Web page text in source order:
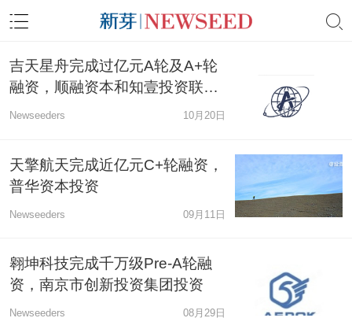
吉天星舟完成过亿元A轮及A+轮
融资，顺融资本和知壹投资联合
领投
Newseeders 10月20日
天擎航天完成近亿元C+轮融资，
普华资本投资
Newseeders 09月11日
翱坤科技完成千万级Pre-A轮融
资，南京市创新投资集团投资
Newseeders 08月29日